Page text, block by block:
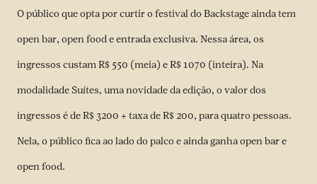
O público que opta por curtir o festival do Backstage ainda tem
open bar, open food e entrada exclusiva. Nessa área, os
ingressos custam R$ 550 (meia) e R$ 1070 (inteira). Na
modalidade Suítes, uma novidade da edição, o valor dos
ingressos é de R$ 3200 + taxa de R$ 200, para quatro pessoas.
Nela, o público fica ao lado do palco e ainda ganha open bar e
open food.